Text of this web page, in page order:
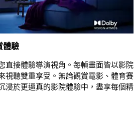
體驗
直接體驗導演視角。每幀畫面皆以影院
視聽雙重享受。無論觀賞電影、體育賽
浸於更逼真的影院體驗中，盡享每個精